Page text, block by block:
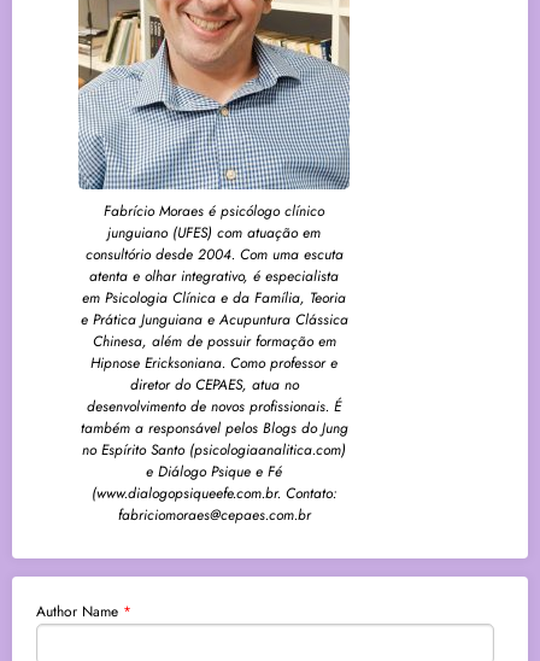
Fabrício Moraes é psicólogo clínico
junguiano (UFES) com atuação em
consultório desde 2004. Com uma escuta
atenta e olhar integrativo, é especialista
em Psicologia Clínica e da Família, Teoria
e Prática Junguiana e Acupuntura Clássica
Chinesa, além de possuir formação em
Hipnose Ericksoniana. Como professor e
diretor do CEPAES, atua no
desenvolvimento de novos profissionais. É
também a responsável pelos Blogs do Jung
no Espírito Santo (psicologiaanalitica.com)
e Diálogo Psique e Fé
(www.dialogopsiqueefe.com.br. Contato:
fabriciomoraes@cepaes.com.br
Author Name *